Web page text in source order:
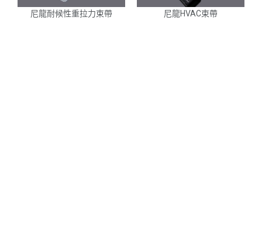
尼龍耐候性重拉力束帶 尼龍HVAC束帶